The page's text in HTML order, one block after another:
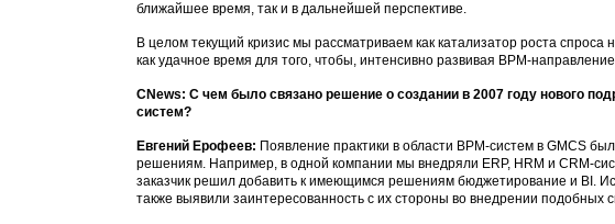
ближайшее время, так и в дальнейшей перспективе.
В целом текущий кризис мы рассматриваем как катализатор роста
как удачное время для того, чтобы, интенсивно развивая BPM-
CNews: С чем было связано решение о создании в 2007 году нового
систем?
Евгений Ерофеев: Появление практики в области BPM-систем в GMCS
решениям. Например, в одной компании мы внедряли ERP, HRM и CRM-
заказчик решил добавить к имеющимся решениям бюджетирование и BI.
также выявили заинтересованность с их стороны во внедрении подобных